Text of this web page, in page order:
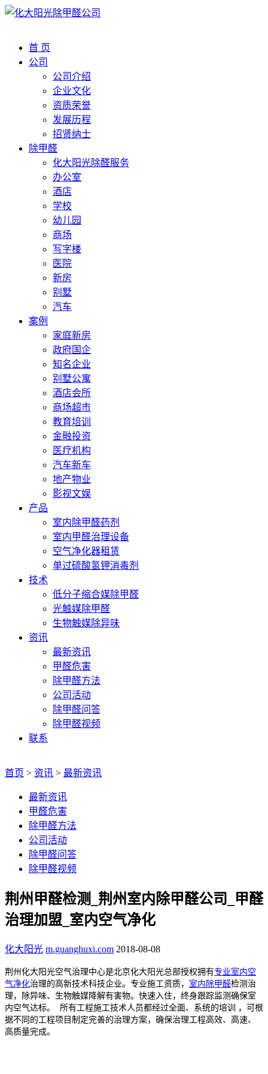
首 页
公司
公司介绍
企业文化
资质荣誉
发展历程
招贤纳士
除甲醛
化大阳光除醛服务
办公室
酒店
学校
幼儿园
商场
写字楼
医院
新房
别墅
汽车
案例
家庭新房
政府国企
知名企业
别墅公寓
酒店会所
商场超市
教育培训
金融投资
医疗机构
汽车新车
地产物业
影视文娱
产品
室内除甲醛药剂
室内甲醛治理设备
空气净化器租赁
单过硫酸氢钾消毒剂
技术
低分子缩合媒除甲醛
光触媒除甲醛
生物触媒除异味
资讯
最新资讯
甲醛危害
除甲醛方法
公司活动
除甲醛问答
除甲醛视频
联系
首页 > 资讯 > 最新资讯
最新资讯
甲醛危害
除甲醛方法
公司活动
除甲醛问答
除甲醛视频
荆州甲醛检测_荆州室内除甲醛公司_甲醛
治理加盟_室内空气净化
化大阳光 m.guanghuxi.com 2018-08-08
荆州化大阳光空气治理中心是北京化大阳光总部授权拥有专业室内空
气净化治理的高新技术科技企业。专业施工资质， 室内除甲醛检测治
理，除异味、生物触媒降解有害物。快速入住，终身跟踪监测确保室
内空气达标。
所有工程施工技术人员都经过全面、系统的培训 ，可根
据不同的工程项目制定完善的治理方案，确保治理工程高效、高速、
高质量完成。